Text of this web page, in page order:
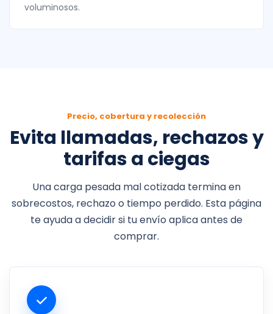
voluminosos.
Precio, cobertura y recolección
Evita llamadas, rechazos y
tarifas a ciegas
Una carga pesada mal cotizada termina en
sobrecostos, rechazo o tiempo perdido. Esta página
te ayuda a decidir si tu envío aplica antes de
comprar.